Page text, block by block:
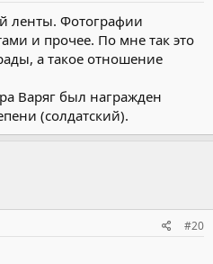
ленты. Фотографии
и прочее. По мне так это
а такое отношение
Варяг был награжден
(солдатский).
#20